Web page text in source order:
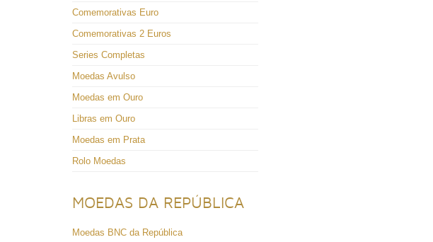
Comemorativas Euro
Comemorativas 2 Euros
Series Completas
Moedas Avulso
Moedas em Ouro
Libras em Ouro
Moedas em Prata
Rolo Moedas
MOEDAS DA REPÚBLICA
Moedas BNC da República